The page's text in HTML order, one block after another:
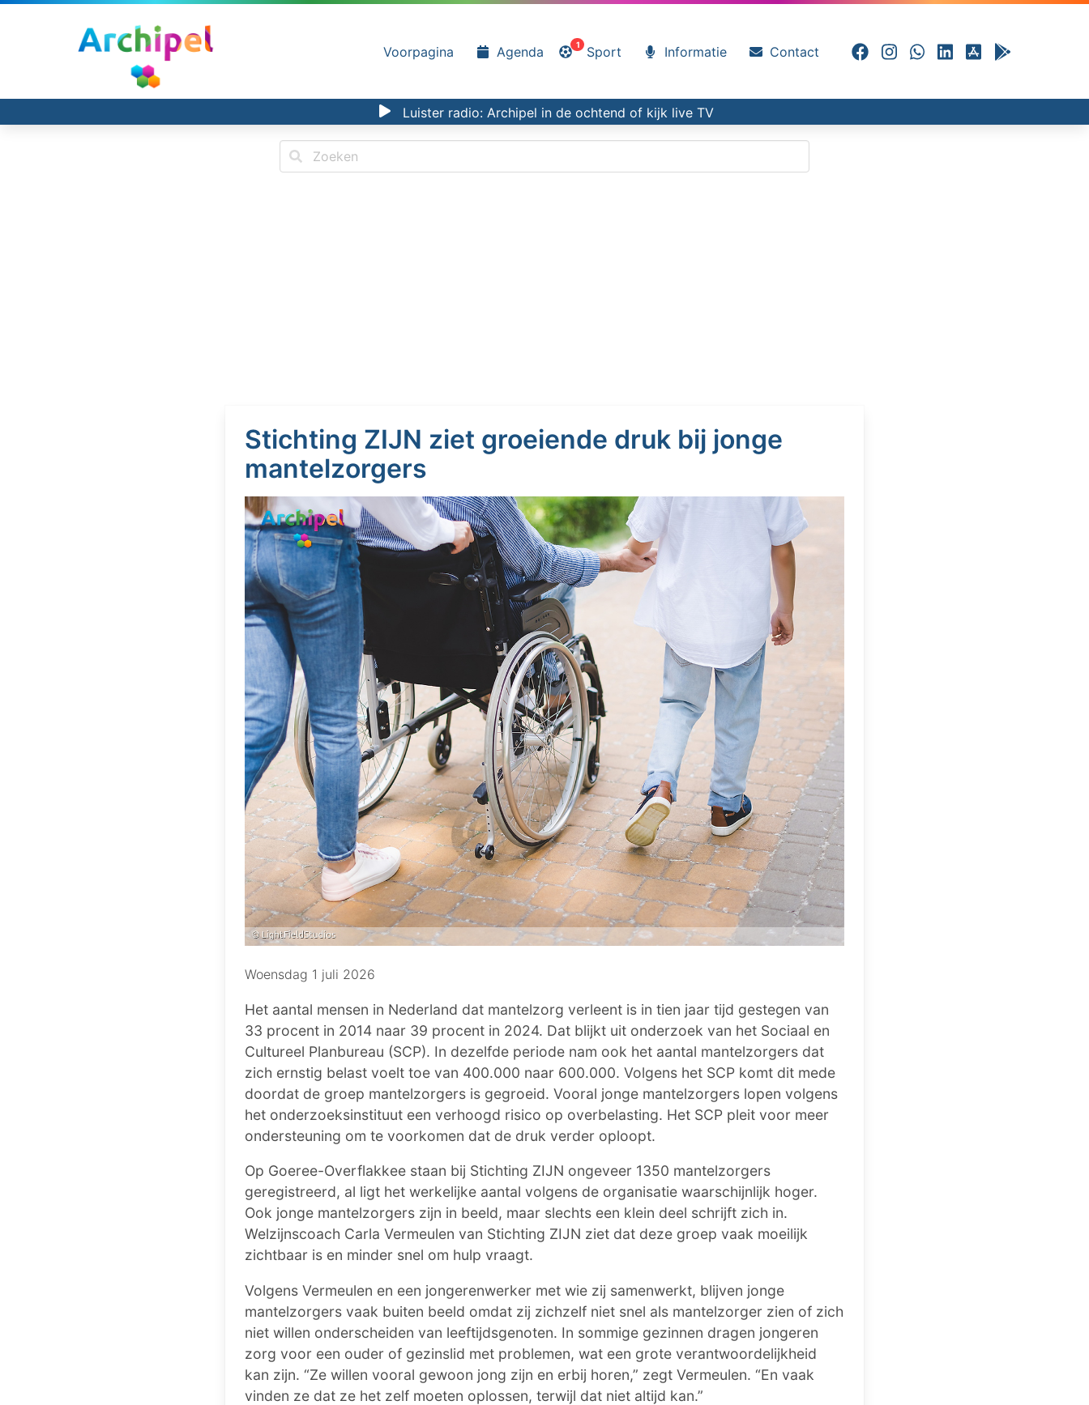
Voorpagina Agenda 1 Sport Informatie Contact
Luister radio: Archipel in de ochtend of kijk live TV
Stichting ZIJN ziet groeiende druk bij jonge
mantelzorgers
Woensdag 1 juli 2026
Het aantal mensen in Nederland dat mantelzorg verleent is in tien jaar tijd gestegen van
33 procent in 2014 naar 39 procent in 2024. Dat blijkt uit onderzoek van het Sociaal en
Cultureel Planbureau (SCP). In dezelfde periode nam ook het aantal mantelzorgers dat
zich ernstig belast voelt toe van 400.000 naar 600.000. Volgens het SCP komt dit mede
doordat de groep mantelzorgers is gegroeid. Vooral jonge mantelzorgers lopen volgens
het onderzoeksinstituut een verhoogd risico op overbelasting. Het SCP pleit voor meer
ondersteuning om te voorkomen dat de druk verder oploopt.
Op Goeree-Overflakkee staan bij Stichting ZIJN ongeveer 1350 mantelzorgers
geregistreerd, al ligt het werkelijke aantal volgens de organisatie waarschijnlijk hoger.
Ook jonge mantelzorgers zijn in beeld, maar slechts een klein deel schrijft zich in.
Welzijnscoach Carla Vermeulen van Stichting ZIJN ziet dat deze groep vaak moeilijk
zichtbaar is en minder snel om hulp vraagt.
Volgens Vermeulen en een jongerenwerker met wie zij samenwerkt, blijven jonge
mantelzorgers vaak buiten beeld omdat zij zichzelf niet snel als mantelzorger zien of zich
niet willen onderscheiden van leeftijdsgenoten. In sommige gezinnen dragen jongeren
zorg voor een ouder of gezinslid met problemen, wat een grote verantwoordelijkheid
kan zijn. “Ze willen vooral gewoon jong zijn en erbij horen,” zegt Vermeulen. “En vaak
vinden ze dat ze het zelf moeten oplossen, terwijl dat niet altijd kan.”